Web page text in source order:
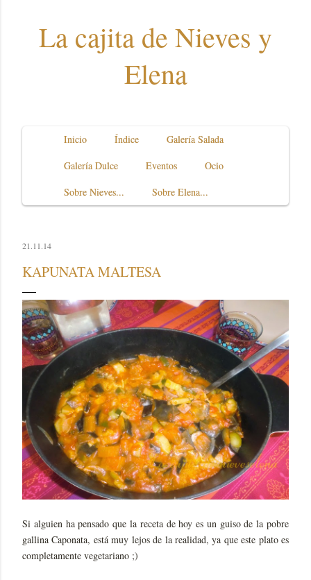
La cajita de Nieves y
Elena
Inicio Índice
Galería Salada
Galería Dulce
Eventos
Ocio
Sobre Nieves...
Sobre Elena...
21.11.14
KAPUNATA MALTESA
Si alguien ha pensado que la receta de hoy es un guiso de la pobre
gallina Caponata, está muy lejos de la realidad, ya que este plato es
completamente vegetariano ;)